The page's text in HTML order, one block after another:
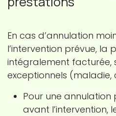
En cas d’annulation
l’intervention prévue, la
intégralement facturée,
exceptionnels (maladie,
Pour une annulation
avant l’intervention,